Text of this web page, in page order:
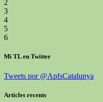
2
3
4
5
6
Mi TL en Twitter
Tweets por @ApfsCatalunya
Articles recents